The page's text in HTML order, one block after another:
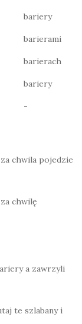
bariery
barierami
barierach
bariery
-
chwila pojedzie
chwilę
a zawrzyli
te szlabany i